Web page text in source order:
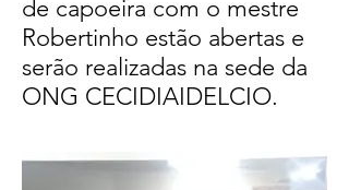
de capoeira com o mestre
Robertinho estão abertas e
serão realizadas na sede da
ONG CECIDIAIDELCIO.